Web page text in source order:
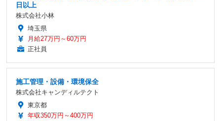
日以上
株式会社小林
埼玉県
月給27万円～60万円
正社員
施工管理・設備・環境保全
株式会社キャンディルテクト
東京都
年収350万円～400万円